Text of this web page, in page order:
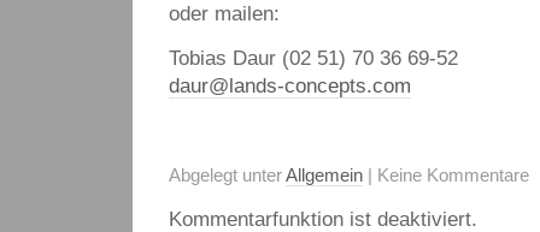
oder mailen:
Tobias Daur (02 51) 70 36 69-52
daur@lands-concepts.com
Abgelegt unterAllgemein | Keine Kommentare
Kommentarfunktion ist deaktiviert.